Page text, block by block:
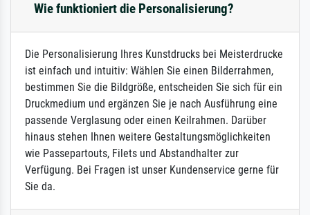
Wie funktioniert die Personalisierung?
Die Personalisierung Ihres Kunstdrucks bei Meisterdrucke
ist einfach und intuitiv: Wählen Sie einen Bilderrahmen,
bestimmen Sie die Bildgröße, entscheiden Sie sich für ein
Druckmedium und ergänzen Sie je nach Ausführung eine
passende Verglasung oder einen Keilrahmen. Darüber
hinaus stehen Ihnen weitere Gestaltungsmöglichkeiten
wie Passepartouts, Filets und Abstandhalter zur
Verfügung. Bei Fragen ist unser Kundenservice gerne für
Sie da.